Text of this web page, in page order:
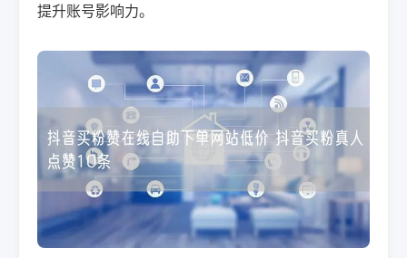
提升账号影响力。